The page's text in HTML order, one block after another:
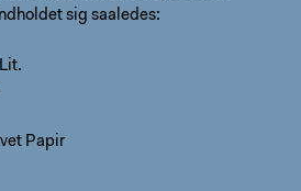
sig saaledes:
Papir